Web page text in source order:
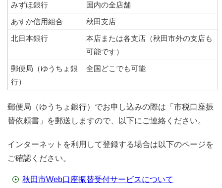
みずほ銀行
国内の全店舗
あすか信用組合
秋田支店
北日本銀行
本店または各支店（秋田市外の支店も
可能です）
郵便局（ゆうちょ銀
行）
全国どこでも可能
郵便局（ゆうちょ銀行）でお申し込みの際は「市税口座振
替依頼書」を郵送しますので、以下にご連絡ください。
インターネットを利用して登録する場合は以下のページを
ご確認ください。
秋田市Web口座振替受付サービスについて